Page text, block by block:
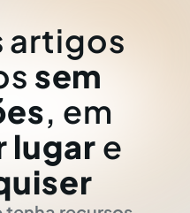
artigos
sem
, em
lugar e